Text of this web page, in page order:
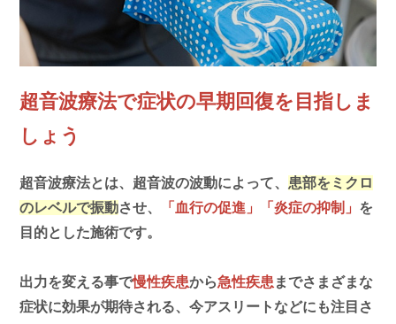
超音波療法で症状の早期回復を目指しま
しょう
超音波療法とは、超音波の波動によって、 患部をミクロ
のレベルで振動させ、 「血行の促進」「炎症の抑制」 を
目的とした施術です。
出力を変える事で慢性疾患から急性疾患 までさまざまな
症状に効果が期待される、今アスリートなどにも注目さ